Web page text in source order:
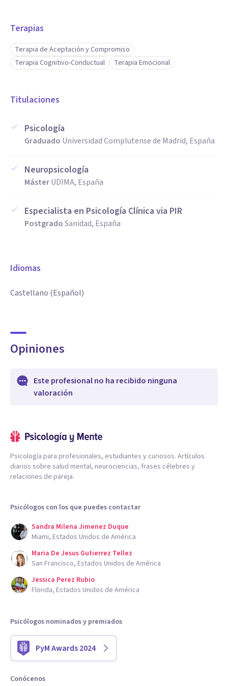
Aptitudes
Si llevas tiempo con dolor crónico y ya has probados
muchos tratamientos quizás es el momento de cambiar.
Terapias
Terapia de Aceptación y Compromiso
Terapia Cognitivo-Conductual
Terapia Emocional
Titulaciones
Psicología
Graduado Universidad Complutense de Madrid, España
Neuropsicología
MásterUDIMA, España
Especialista en Psicología Clínica via PIR
PostgradoSanidad, España
Idiomas
Castellano (Español)
Opiniones
Este profesional no ha recibido ninguna
valoración
Psicología para profesionales, estudiantes y curiosos. Artículos
diarios sobre salud mental, neurociencias, frases célebres y
relaciones de pareja.
Psicólogos con los que puedes contactar
Sandra Milena Jimenez Duque
Miami, Estados Unidos de América
Maria De Jesus Gutierrez Tellez
San Francisco, Estados Unidos de América
Jessica Perez Rubio
Florida, Estados Unidos de América
Psicólogos nominados y premiados
PyM Awards 2024
Conócenos